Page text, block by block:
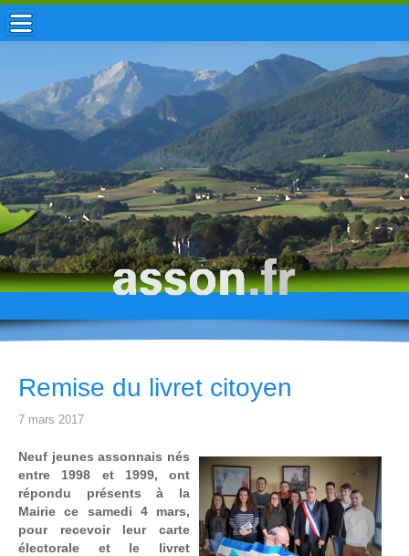
ACCUEIL / INFOS
MUNICIPALITÉ
VIE LOCALE
ENFANCE
TOURISME
HISTOIRE
Remise du livret citoyen
7 mars 2017
Neuf jeunes assonnais nés
entre 1998 et 1999, ont
répondu présents à la
Mairie ce samedi 4 mars,
pour recevoir leur carte
électorale et le livret